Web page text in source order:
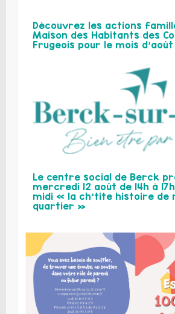
Découvrez les actions
Maison des Habitants des
Frugeois pour le mois
Le centre social de Berck
mercredi 12 août de 14h à
midi « la ch’tite histoire de
quartier »